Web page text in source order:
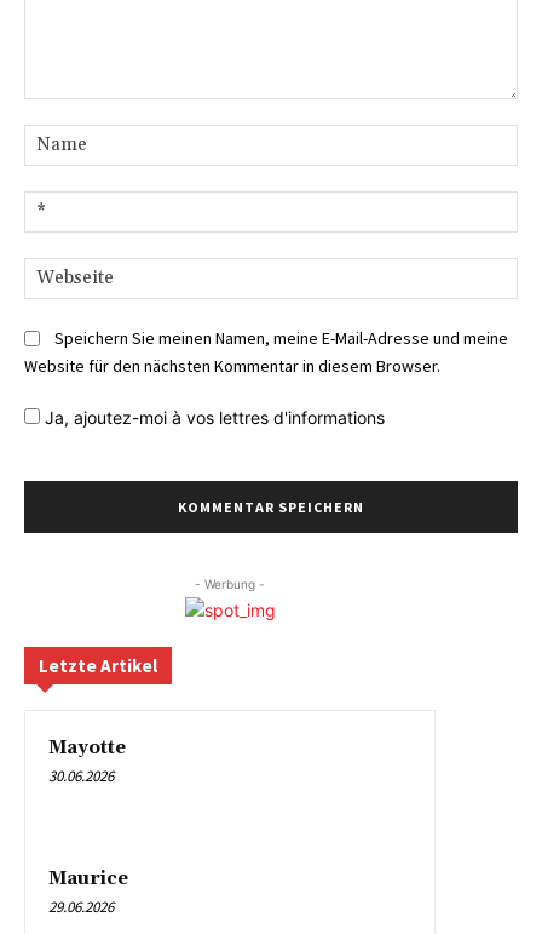
Speichern Sie meinen Namen, meine E-Mail-Adresse und meine
Website für den nächsten Kommentar in diesem Browser.
Ja, ajoutez-moi à vos lettres d'informations
- Werbung -
Letzte Artikel
Mayotte
30.06.2026
Maurice
29.06.2026